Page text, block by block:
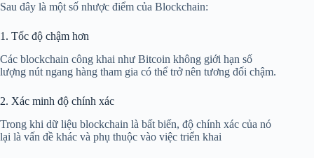
Sau đây là một số nhược điểm của Blockchain:
1. Tốc độ chậm hơn
Các blockchain công khai như Bitcoin không giới hạn số
lượng nút ngang hàng tham gia có thể trở nên tương đối chậm.
2. Xác minh độ chính xác
Trong khi dữ liệu blockchain là bất biến, độ chính xác của nó
lại là vấn đề khác và phụ thuộc vào việc triển khai